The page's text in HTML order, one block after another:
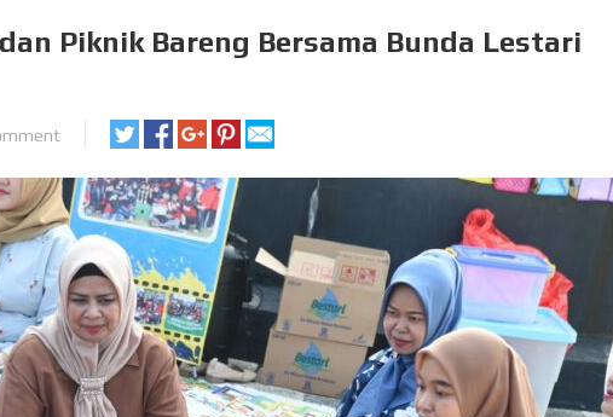
Piknik Bareng Bersama Bunda Lestari